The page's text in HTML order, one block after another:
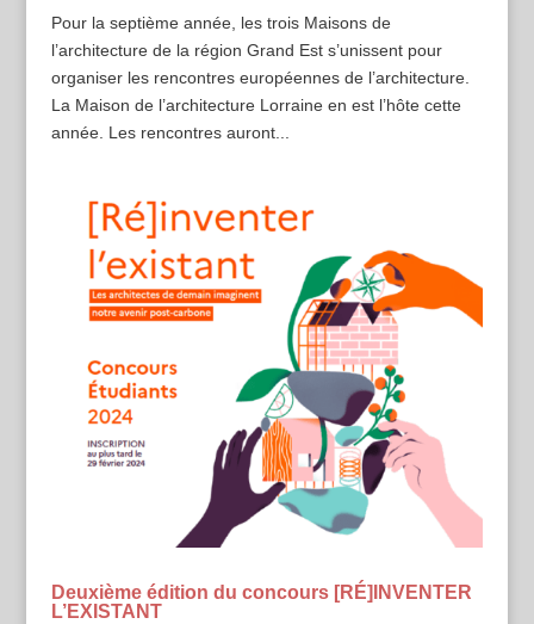
Pour la septième année, les trois Maisons de
l’architecture de la région Grand Est s’unissent pour
organiser les rencontres européennes de l’architecture.
La Maison de l’architecture Lorraine en est l’hôte cette
année. Les rencontres auront...
Deuxième édition du concours [RÉ]INVENTER
L’EXISTANT